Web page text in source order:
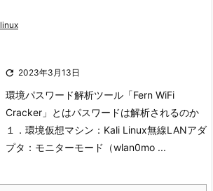
linux
 2023年3月13日
環境パスワード解析ツール「Fern WiFi
Cracker」とはパスワードは解析されるのか
１．環境仮想マシン：Kali Linux無線LANアダ
プタ：モニターモード（wlan0mo ...